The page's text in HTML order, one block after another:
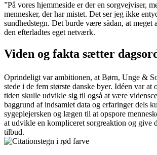
”På vores hjemmeside er der en sorgvejviser,
mennesker, der har mistet. Det ser jeg ikke
sundhedstegn. Det burde være sådan, at
den efterladtes eget netværk.
Viden og fakta sætter
Oprindeligt var ambitionen, at Børn, Unge &
stede i de fem største danske byer. Idéen var at
tiden skulle udvikle sig til også at være
baggrund af indsamlet data og erfaringer dels
sygeplejersken og lægen til at opspore
at udvikle en kompliceret sorgreaktion og give
tilbud.